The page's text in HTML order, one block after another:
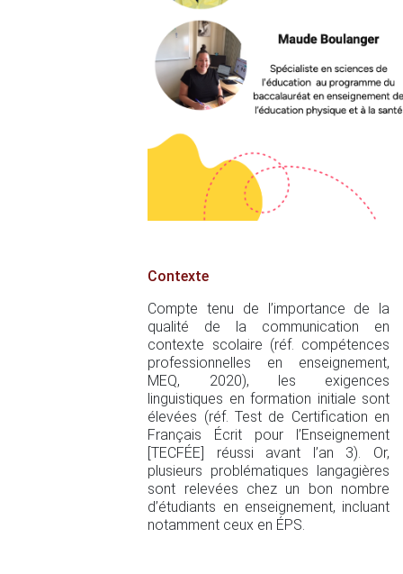
Contexte
Compte tenu de l’importance de la
qualité de la communication en
contexte scolaire (réf. compétences
professionnelles en enseignement,
MEQ, 2020), les exigences
linguistiques en formation initiale sont
élevées (réf. Test de Certification en
Français Écrit pour l’Enseignement
[TECFÉE] réussi avant l’an 3). Or,
plusieurs problématiques langagières
sont relevées chez un bon nombre
d’étudiants en enseignement, incluant
notamment ceux en ÉPS.